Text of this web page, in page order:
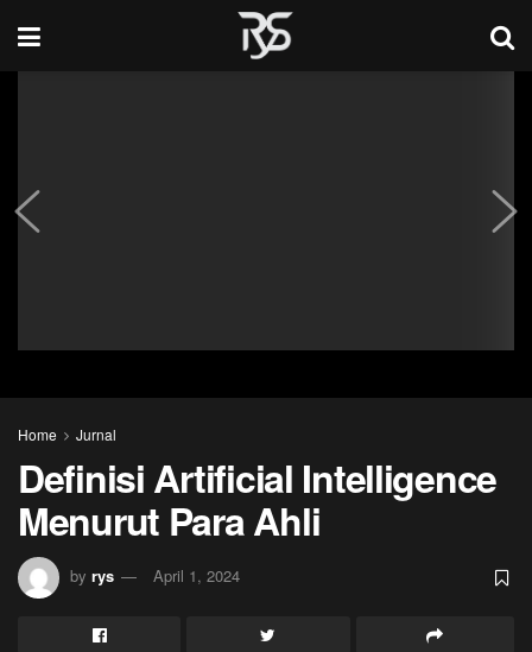
Home Jurnal
Definisi Artificial Intelligence
Menurut Para Ahli
by rys April 1, 2024